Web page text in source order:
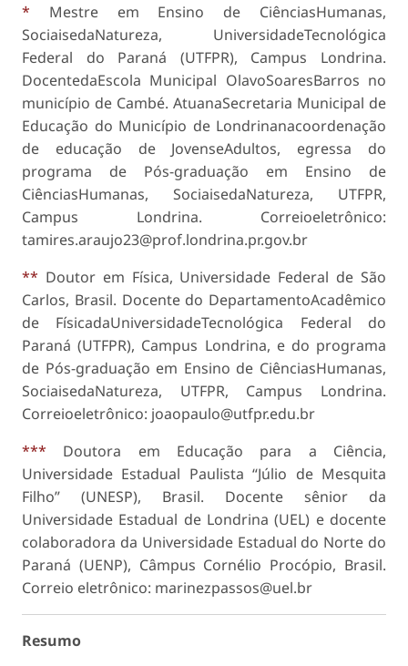
*
Mestre em Ensino de CiênciasHumanas,
SociaisedaNatureza, UniversidadeTecnológica
Federal do Paraná (UTFPR), Campus Londrina.
DocentedaEscola Municipal OlavoSoaresBarros no
município de Cambé. AtuanaSecretaria Municipal de
Educação do Município de Londrinanacoordenação
de educação de JovenseAdultos, egressa do
programa de Pós-graduação em Ensino de
CiênciasHumanas, SociaisedaNatureza, UTFPR,
Campus Londrina. Correioeletrônico:
tamires.araujo23@prof.londrina.pr.gov.br
** Doutor em Física, Universidade Federal de São
Carlos, Brasil. Docente do DepartamentoAcadêmico
de FísicadaUniversidadeTecnológica Federal do
Paraná (UTFPR), Campus Londrina, e do programa
de Pós-graduação em Ensino de CiênciasHumanas,
SociaisedaNatureza, UTFPR, Campus Londrina.
Correioeletrônico: joaopaulo@utfpr.edu.br
***
Doutora em Educação para a Ciência,
Universidade Estadual Paulista “Júlio de Mesquita
Filho” (UNESP), Brasil. Docente sênior da
Universidade Estadual de Londrina (UEL) e docente
colaboradora da Universidade Estadual do Norte do
Paraná (UENP), Câmpus Cornélio Procópio, Brasil.
Correio eletrônico: marinezpassos@uel.br
Resumo